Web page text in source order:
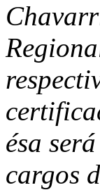
ésa
cargos